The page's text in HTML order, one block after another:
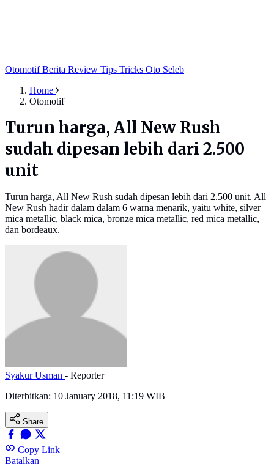
OtomotifBerita Review Tips Tricks Oto Seleb
Home
Otomotif
Turun harga, All New Rush
sudah dipesan lebih dari 2.500
unit
Turun harga, All New Rush sudah dipesan lebih dari 2.500 unit. All
New Rush hadir dalam dalam 6 warna menarik, yaitu white, silver
mica metallic, black mica, bronze mica metallic, red mica metallic,
dan bordeaux.
Syakur Usman - Reporter
Diterbitkan: 10 January 2018, 11:19 WIB
Share
Copy Link
Batalkan